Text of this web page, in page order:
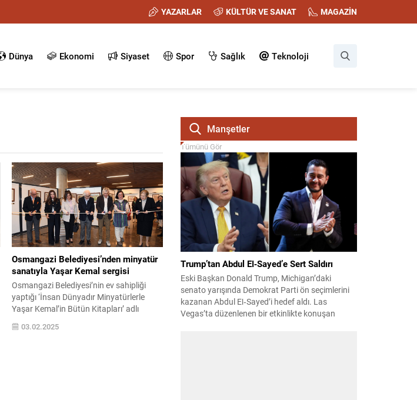
YAZARLAR KÜLTÜR VE SANAT MAGAZİN
Dünya Ekonomi Siyaset Spor Sağlık Teknoloji
Osmangazi Belediyesi’nden minyatür
sanatıyla Yaşar Kemal sergisi
Osmangazi Belediyesi’nin ev sahipliği
yaptığı ‘İnsan Dünyadır Minyatürlerle
Yaşar Kemal’in Bütün Kitapları’ adlı
minyatür sergisi, düzenlenen törenle
sanatseverlerin ziyaretine açıldı.
03.02.2025
Manşetler
Tümünü Gör
Trump’tan Abdul El‑Sayed’e Sert Saldırı
Eski Başkan Donald Trump, Michigan’daki
senato yarışında Demokrat Parti ön seçimlerini
kazanan Abdul El‑Sayed’i hedef aldı. Las
Vegas’ta düzenlenen bir etkinlikte konuşan